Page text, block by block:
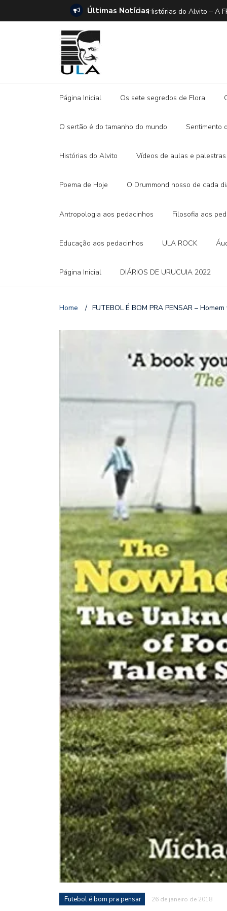
Últimas Notícias
E A DITADURA DIGITAL Histórias do Alvito – EM
Página Inicial Os sete segredos de Flora
O sertão é do tamanho do mundo Sentimento
Histórias do Alvito Vídeos de aulas e palestras
Poema de Hoje O Drummond nosso de cada
Antropologia aos pedacinhos Filosofia aos
Educação aos pedacinhos ULA ROCK
Página Inicial DIÁRIOS DE URUCUIA 2022
Home / FUTEBOL É BOM PRA PENSAR –
Futebol é bom pra pensar 26 de janeiro de 2018